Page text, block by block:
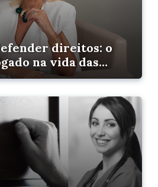
direitos: o
na vida das